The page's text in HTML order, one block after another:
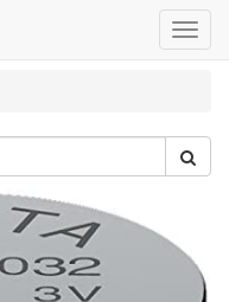
la